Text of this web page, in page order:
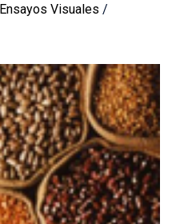
Ensayos Visuales /